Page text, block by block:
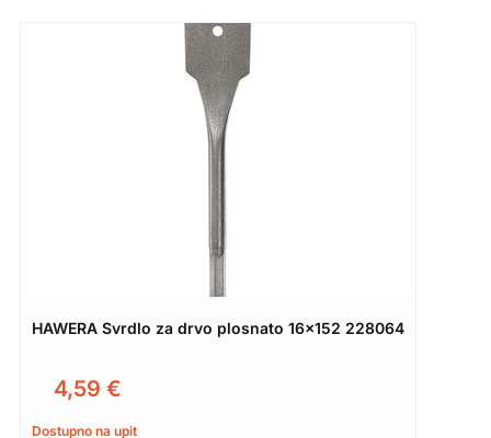
HAWERA Svrdlo za drvo plosnato 16×152 228064
4,59 €
Dostupno na upit